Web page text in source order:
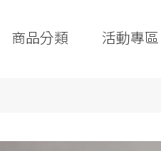
商品分類 活動專區